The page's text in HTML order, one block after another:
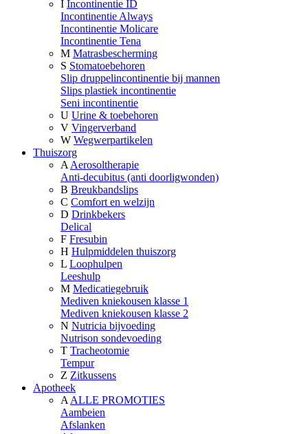
I Incontinentie ID
Incontinentie Always
Incontinentie Molicare
Incontinentie Tena
M Matrasbescherming
S Stomatoebehoren
Slip druppelincontinentie bij mannen
Slips plastiek incontinentie
Seni incontinentie
U Urine & toebehoren
V Vingerverband
W Wegwerpartikelen
Thuiszorg
A Aerosoltherapie
Anti-decubitus (anti doorligwonden)
B Breukbandslips
C Comfort en welzijn
D Drinkbekers
Delical
F Fresubin
H Hulpmiddelen thuiszorg
L Loophulpen
Leeshulp
M Medicatiegebruik
Mediven kniekousen klasse 1
Mediven kniekousen klasse 2
N Nutricia bijvoeding
Nutrison sondevoeding
T Tracheotomie
Tempur
Z Zitkussens
Apotheek
A ALLE PROMOTIES
Aambeien
Afslanken